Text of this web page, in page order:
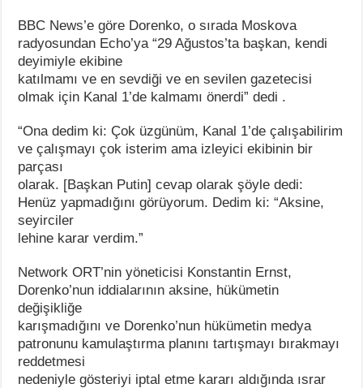
BBC News’e göre Dorenko, o sırada Moskova
radyosundan Echo’ya “29 Ağustos’ta başkan, kendi
deyimiyle ekibine
katılmamı ve en sevdiği ve en sevilen gazetecisi
olmak için Kanal 1’de kalmamı önerdi” dedi .
“Ona dedim ki: Çok üzgünüm, Kanal 1’de çalışabilirim
ve çalışmayı çok isterim ama izleyici ekibinin bir
parçası
olarak. [Başkan Putin] cevap olarak şöyle dedi:
Henüz yapmadığını görüyorum. Dedim ki: “Aksine,
seyirciler
lehine karar verdim.”
Network ORT’nin yöneticisi Konstantin Ernst,
Dorenko’nun iddialarının aksine, hükümetin
değişikliğe
karışmadığını ve Dorenko’nun hükümetin medya
patronunu kamulaştırma planını tartışmayı bırakmayı
reddetmesi
nedeniyle gösteriyi iptal etme kararı aldığında ısrar